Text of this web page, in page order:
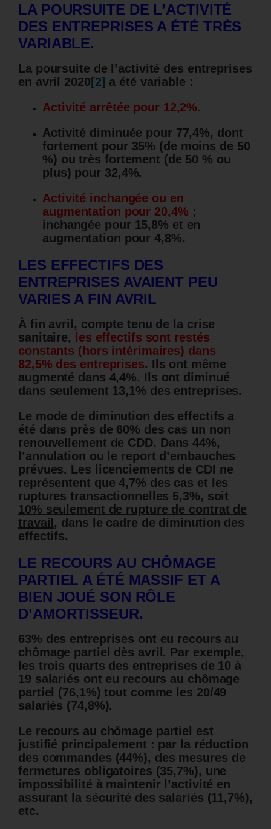
LA POURSUITE DE L’ACTIVITÉ
DES ENTREPRISES A ÉTÉ TRÈS
VARIABLE.
La poursuite de l’activité des entreprises
en avril 2020 [2] a été variable :
Activité arrêtée pour 12,2%.
Activité diminuée pour 77,4%, dont
fortement pour 35% (de moins de 50
%) ou très fortement (de 50 % ou
plus) pour 32,4%.
Activité inchangée ou en
augmentation pour 20,4% ;
inchangée pour 15,8% et en
augmentation pour 4,8%.
LES EFFECTIFS DES
ENTREPRISES AVAIENT PEU
VARIES A FIN AVRIL
À fin avril, compte tenu de la crise
sanitaire,
les effectifs sont restés
constants (hors intérimaires) dans
82,5% des entreprises. Ils ont même
augmenté dans 4,4%. Ils ont diminué
dans seulement 13,1% des entreprises.
Le mode de diminution des effectifs a
été dans près de 60% des cas un non
renouvellement de CDD. Dans 44%,
l’annulation ou le report d’embauches
prévues. Les licenciements de CDI ne
représentent que 4,7% des cas et les
ruptures transactionnelles 5,3%, soit
10% seulement de rupture de contrat de
travail , dans le cadre de diminution des
effectifs.
LE RECOURS AU CHÔMAGE
PARTIEL A ÉTÉ MASSIF ET A
BIEN JOUÉ SON RÔLE
D’AMORTISSEUR.
63% des entreprises ont eu recours au
chômage partiel dès avril. Par exemple,
les trois quarts des entreprises de 10 à
19 salariés ont eu recours au chômage
partiel (76,1%) tout comme les 20/49
salariés (74,8%).
Le recours au chômage partiel est
justifié principalement : par la réduction
des commandes (44%), des mesures de
fermetures obligatoires (35,7%), une
impossibilité à maintenir l’activité en
assurant la sécurité des salariés (11,7%),
etc.